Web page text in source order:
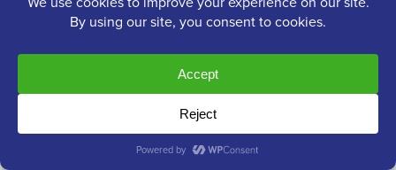
Dipenderebbe da come è impostato il tuo
tema, se volessi testare in sicurezza il